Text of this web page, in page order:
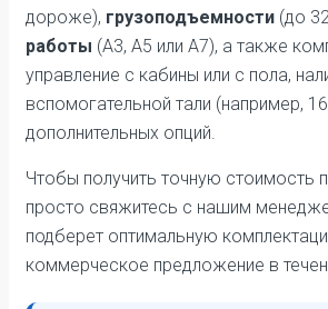
дороже), грузоподъемности (до
работы (А3, А5 или А7), а также
управление с кабины или с пола,
вспомогательной тали (например,
дополнительных опций.
Чтобы получить точную стоимость
просто свяжитесь с нашим
подберет оптимальную
коммерческое предложение в